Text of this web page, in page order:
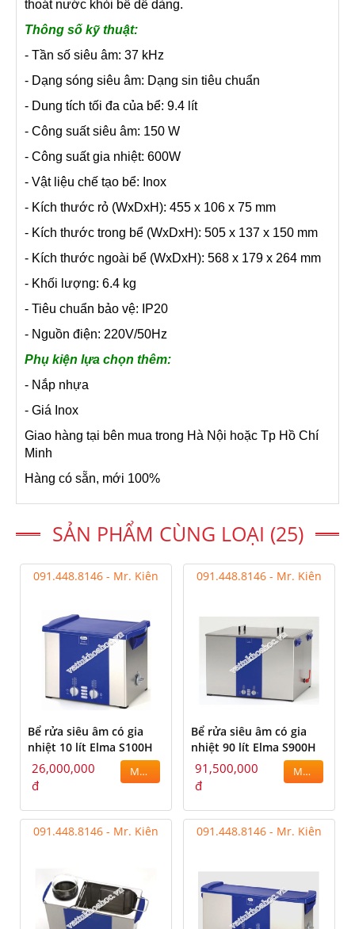
thoát nước khỏi bể dễ dàng.
Thông số kỹ thuật:
- Tần số siêu âm: 37 kHz
- Dạng sóng siêu âm: Dạng sin tiêu chuẩn
- Dung tích tối đa của bể: 9.4 lít
- Công suất siêu âm: 150 W
- Công suất gia nhiệt: 600W
- Vật liệu chế tạo bể: Inox
- Kích thước rỏ (WxDxH): 455 x 106 x 75 mm
- Kích thước trong bể (WxDxH): 505 x 137 x 150 mm
- Kích thước ngoài bể (WxDxH): 568 x 179 x 264 mm
- Khối lượng: 6.4 kg
- Tiêu chuẩn bảo vệ: IP20
- Nguồn điện: 220V/50Hz
Phụ kiện lựa chọn thêm:
- Nắp nhựa
- Giá Inox
Giao hàng tại bên mua trong Hà Nội hoặc Tp Hồ Chí
Minh
Hàng có sẵn, mới 100%
SẢN PHẨM CÙNG LOẠI (25)
091.448.8146 - Mr. Kiên
Bể rửa siêu âm có gia
nhiệt 10 lít Elma S100H
26,000,000
đ
MUA
091.448.8146 - Mr. Kiên
Bể rửa siêu âm có gia
nhiệt 90 lít Elma S900H
91,500,000
đ
MUA
091.448.8146 - Mr. Kiên 091.448.8146 - Mr. Kiên